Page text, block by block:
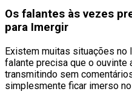
Os falantes às vezes
para Imergir
Existem muitas situações no
falante precisa que o ouvinte
transmitindo sem
simplesmente ficar imerso